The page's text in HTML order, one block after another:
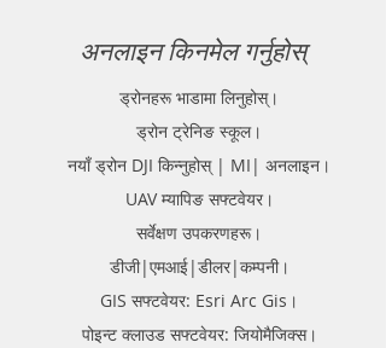
अनलाइन किनमेल गर्नुहोस्
ड्रोनहरू भाडामा लिनुहोस्।
ड्रोन ट्रेनिङ स्कूल।
नयाँ ड्रोन DJI किन्नुहोस् | MI| अनलाइन।
UAV म्यापिङ सफ्टवेयर।
सर्वेक्षण उपकरणहरू।
डीजी|एमआई|डीलर|कम्पनी।
GIS सफ्टवेयर: Esri Arc Gis।
पोइन्ट क्लाउड सफ्टवेयर: जियोमैजिक्स।